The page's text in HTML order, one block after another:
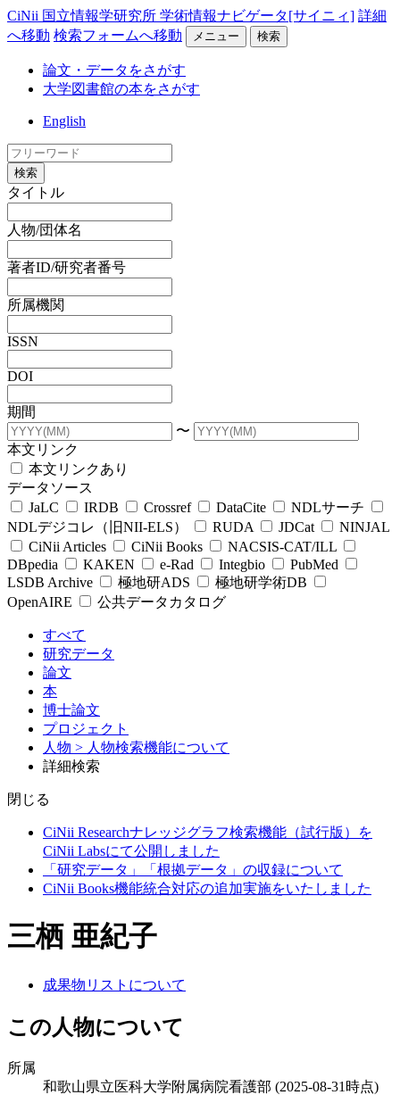
CiNii 国立情報学研究所 学術情報ナビゲータ[サイニィ] 詳細
へ移動 検索フォームへ移動 メニュー 検索
論文・データをさがす
大学図書館の本をさがす
English
検索
タイトル
人物/団体名
著者ID/研究者番号
所属機関
ISSN
DOI
期間
〜
本文リンク
本文リンクあり
データソース
JaLC
IRDB Crossref DataCite
NDLサーチ
NDLデジコレ（旧NII-ELS）
RUDA JDCat
NINJAL
CiNii Articles
CiNii Books
NACSIS-CAT/ILL
DBpedia
KAKEN e-Rad Integbio
PubMed
LSDB Archive
極地研ADS
極地研学術DB
OpenAIRE
公共データカタログ
すべて
研究データ
論文
本
博士論文
プロジェクト
人物 > 人物検索機能について
詳細検索
閉じる
CiNii Researchナレッジグラフ検索機能（試行版）を
CiNii Labsにて公開しました
「研究データ」「根拠データ」の収録について
CiNii Books機能統合対応の追加実施をいたしました
三栖 亜紀子
成果物リストについて
この人物について
所属
和歌山県立医科大学附属病院看護部 (2025-08-31時点)